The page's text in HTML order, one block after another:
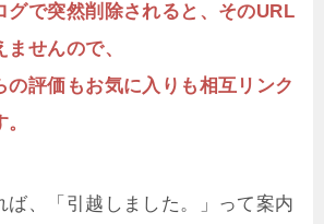
グで突然削除されると、そのURL
せんので、
の評価もお気に入りも相互リンク
ば、「引越しました。」って案内